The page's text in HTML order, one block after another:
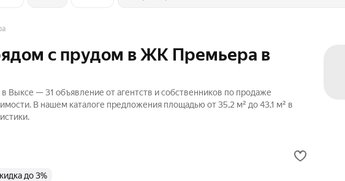
с прудом в ЖК Премьера в
— 31 объявление от агентств и собственников по продаже
В нашем каталоге предложения площадью от 35,2 м² до 43,1 м² в
Скидка до 3%